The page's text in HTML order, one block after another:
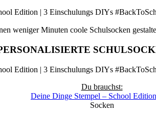
weniger Minuten coole Schulsocken
Du brauchst:
Deine Dinge Stempel – School
Socken